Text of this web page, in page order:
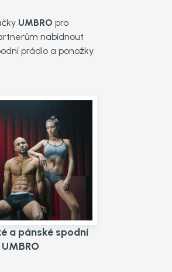
UMBRO pro
nabídnout
prádlo a ponožky
a pánské spodní